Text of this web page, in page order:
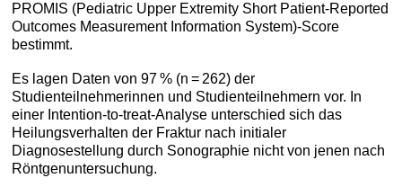
PROMIS (Pediatric Upper Extremity Short Patient-Reported
Outcomes Measurement Information System)-Score
bestimmt.
Es lagen Daten von 97 % (n = 262) der
Studienteilnehmerinnen und Studienteilnehmern vor. In
einer Intention-to-treat-Analyse unterschied sich das
Heilungsverhalten der Fraktur nach initialer
Diagnosestellung durch Sonographie nicht von jenen nach
Röntgenuntersuchung.